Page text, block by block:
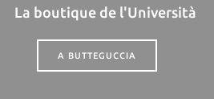
La boutique de l'Università
A BUTTEGUCCIA